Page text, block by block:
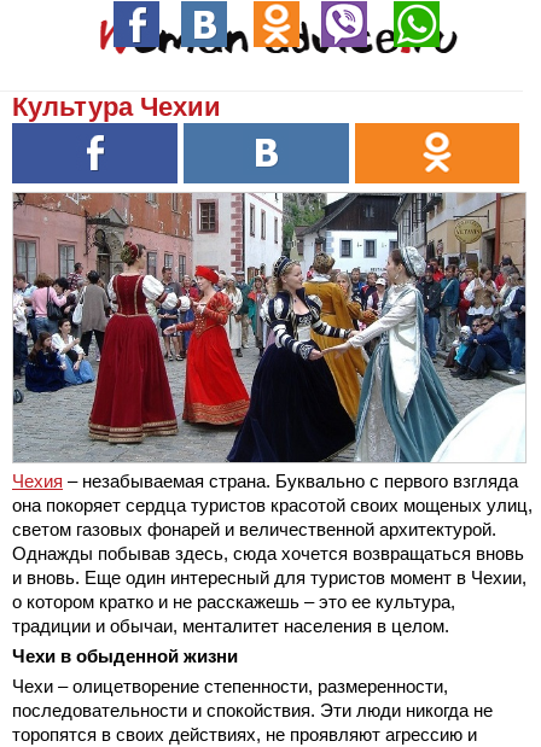
Культура Чехии
Чехия – незабываемая страна. Буквально с первого взгляда
она покоряет сердца туристов красотой своих мощеных улиц,
светом газовых фонарей и величественной архитектурой.
Однажды побывав здесь, сюда хочется возвращаться вновь
и вновь. Еще один интересный для туристов момент в Чехии,
о котором кратко и не расскажешь – это ее культура,
традиции и обычаи, менталитет населения в целом.
Чехи в обыденной жизни
Чехи – олицетворение степенности, размеренности,
последовательности и спокойствия. Эти люди никогда не
торопятся в своих действиях, не проявляют агрессию и